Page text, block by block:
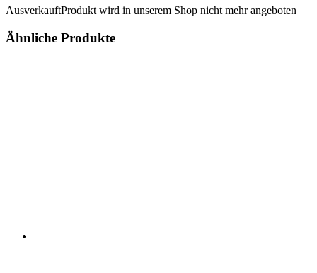
AusverkauftProdukt wird in unserem Shop nicht mehr angeboten
Ähnliche Produkte